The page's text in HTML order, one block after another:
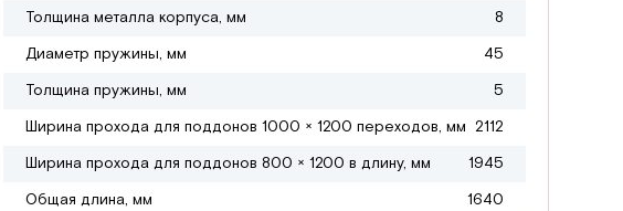
Толщина металла корпуса, мм
8
Диаметр пружины, мм
45
Толщина пружины, мм
5
Ширина прохода для поддонов 1000 × 1200 переходов, мм 2112
Ширина прохода для поддонов 800 × 1200 в длину, мм
1945
Общая длина, мм
1640